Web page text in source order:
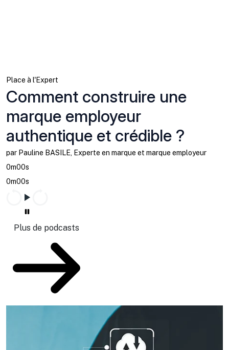
Place à l'Expert
Comment construire une
marque employeur
authentique et crédible ?
par Pauline BASILE, Experte en marque et marque employeur
0m00s
0m00s
Plus de podcasts